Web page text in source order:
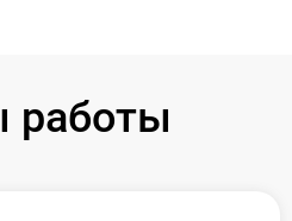
работы